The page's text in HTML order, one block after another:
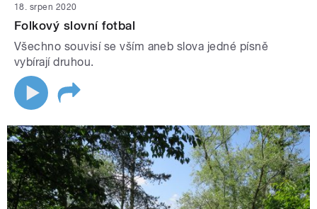
18. srpen 2020
Folkový slovní fotbal
Všechno souvisí se vším aneb slova jedné písně
vybírají druhou.